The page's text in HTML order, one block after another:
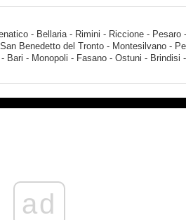
- Bellaria - Rimini - Riccione - Pesaro
Benedetto del Tronto - Montesilvano -
Bari - Monopoli - Fasano - Ostuni - Brindisi
ad